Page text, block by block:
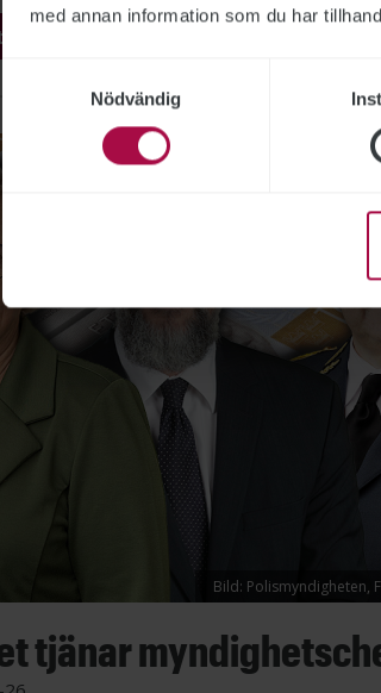
med annan information som du har
Nödvändig
eller påpeka fel
Bild: Polismyndigheten,
tjänar